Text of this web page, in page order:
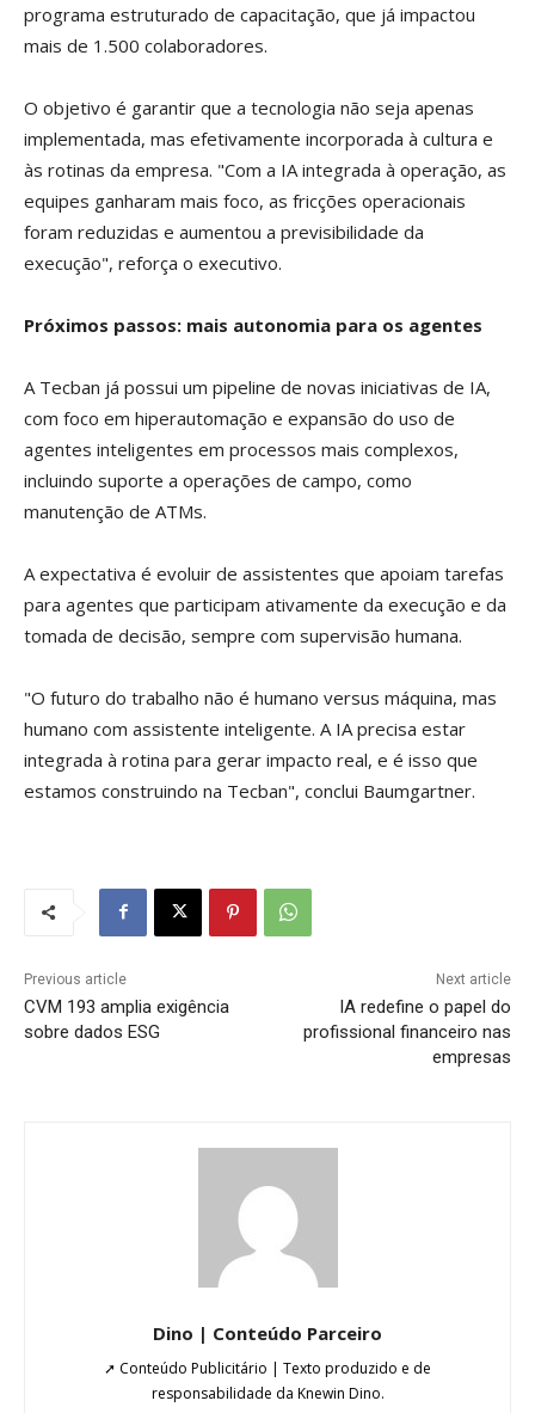
programa estruturado de capacitação, que já impactou
mais de 1.500 colaboradores.
O objetivo é garantir que a tecnologia não seja apenas
implementada, mas efetivamente incorporada à cultura e
às rotinas da empresa. "Com a IA integrada à operação, as
equipes ganharam mais foco, as fricções operacionais
foram reduzidas e aumentou a previsibilidade da
execução", reforça o executivo.
Próximos passos: mais autonomia para os agentes
A Tecban já possui um pipeline de novas iniciativas de IA,
com foco em hiperautomação e expansão do uso de
agentes inteligentes em processos mais complexos,
incluindo suporte a operações de campo, como
manutenção de ATMs.
A expectativa é evoluir de assistentes que apoiam tarefas
para agentes que participam ativamente da execução e da
tomada de decisão, sempre com supervisão humana.
"O futuro do trabalho não é humano versus máquina, mas
humano com assistente inteligente. A IA precisa estar
integrada à rotina para gerar impacto real, e é isso que
estamos construindo na Tecban", conclui Baumgartner.
Previous article
CVM 193 amplia exigência
sobre dados ESG
Next article
IA redefine o papel do
profissional financeiro nas
empresas
Dino | Conteúdo Parceiro
➚ Conteúdo Publicitário | Texto produzido e de
responsabilidade da Knewin Dino.